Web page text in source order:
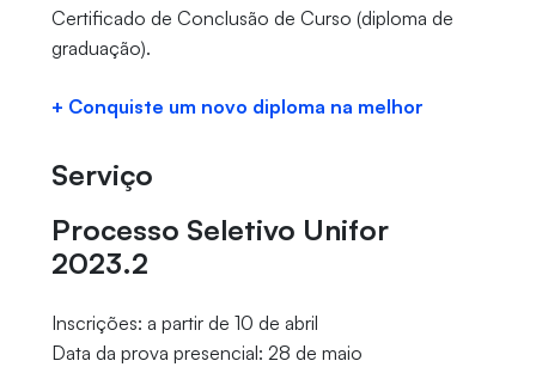
Certificado de Conclusão de Curso (diploma de
graduação).
+ Conquiste um novo diploma na melhor
Serviço
Processo Seletivo Unifor
2023.2
Inscrições: a partir de 10 de abril
Data da prova presencial: 28 de maio